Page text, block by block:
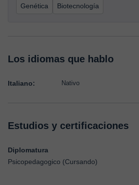
Genética Biotecnología
Los idiomas que hablo
Italiano: Nativo
Estudios y certificaciones
Diplomatura
Psicopedagogico (Cursando)